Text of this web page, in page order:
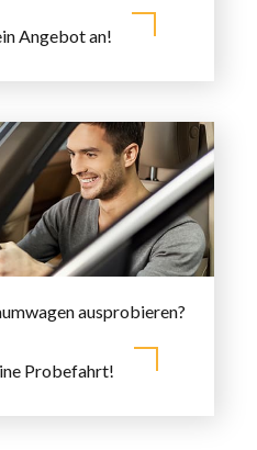
Angebot an!
ausprobieren?
Probefahrt!